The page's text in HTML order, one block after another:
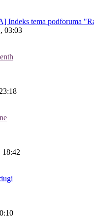
Indeks tema podforuma
03:03
18:42